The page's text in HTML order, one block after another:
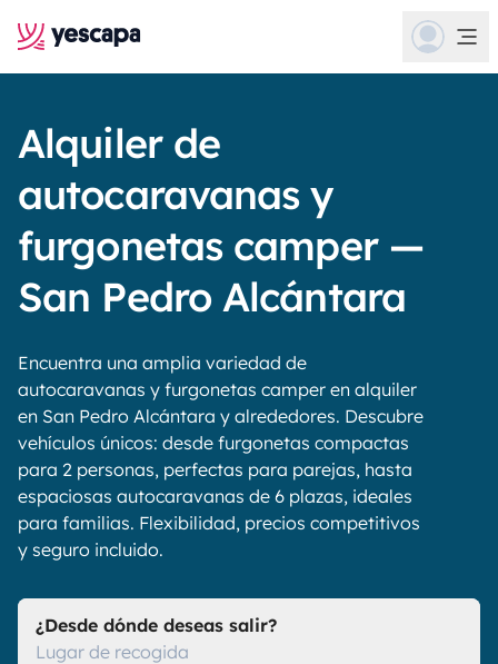
Alquiler de
autocaravanas y
furgonetas camper —
San Pedro Alcántara
Encuentra una amplia variedad de
autocaravanas y furgonetas camper en alquiler
en San Pedro Alcántara y alrededores. Descubre
vehículos únicos: desde furgonetas compactas
para 2 personas, perfectas para parejas, hasta
espaciosas autocaravanas de 6 plazas, ideales
para familias. Flexibilidad, precios competitivos
y seguro incluido.
¿Desde dónde deseas salir?
Lugar de recogida